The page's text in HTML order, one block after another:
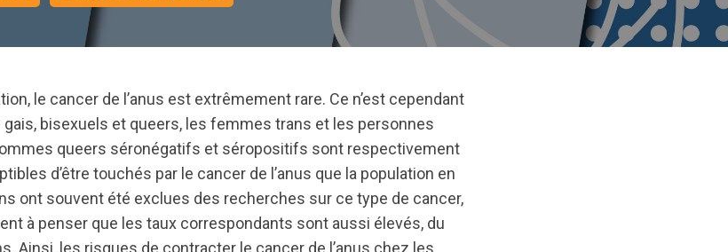
le cancer de l’anus est extrêmement rare. Ce n’est cependant
bisexuels et queers, les femmes trans et les personnes
queers séronégatifs et séropositifs sont respectivement
d’être touchés par le cancer de l’anus que la population en
ont souvent été exclues des recherches sur ce type de cancer,
à penser que les taux correspondants sont aussi élevés, du
Ainsi, les risques de contracter le cancer de l’anus chez les